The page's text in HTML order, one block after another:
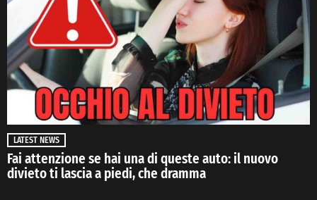
LATEST NEWS
Fai attenzione se hai una di queste auto: il nuovo
divieto ti lascia a piedi, che dramma